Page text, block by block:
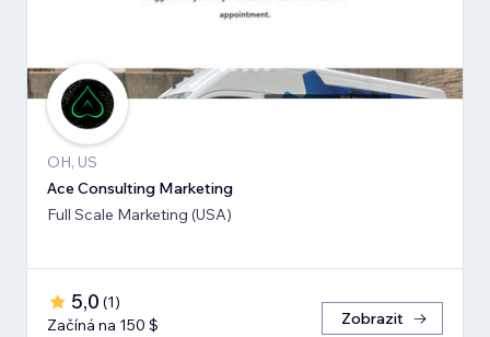
OH, US
Ace Consulting Marketing
Full Scale Marketing (USA)
5,0 (1)
Začíná na 150 $
Zobrazit